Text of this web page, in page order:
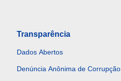
Transparência
Dados Abertos
Denúncia Anônima de Corrupção